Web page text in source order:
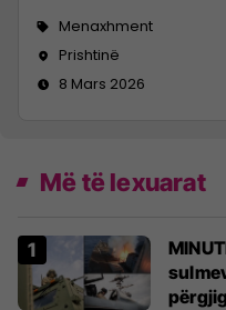
Menaxhment
Prishtinë
8 Mars 2026
Më të lexuarat